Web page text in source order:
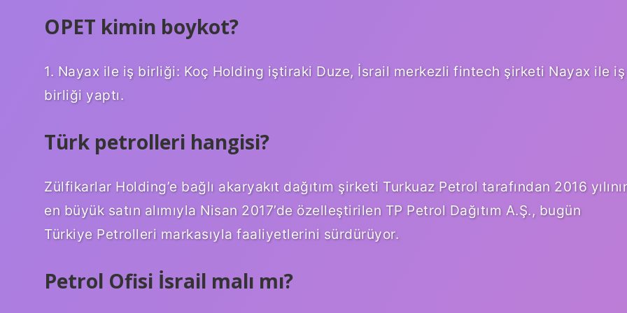
OPET kimin boykot?
1. Nayax ile iş birliği: Koç Holding iştiraki Duze, İsrail merkezli fintech şirketi Nayax ile iş
birliği yaptı.
Türk petrolleri hangisi?
Zülfikarlar Holding’e bağlı akaryakıt dağıtım şirketi Turkuaz Petrol tarafından 2016
en büyük satın alımıyla Nisan 2017’de özelleştirilen TP Petrol Dağıtım A.Ş., bugün
Türkiye Petrolleri markasıyla faaliyetlerini sürdürüyor.
Petrol Ofisi İsrail malı mı?